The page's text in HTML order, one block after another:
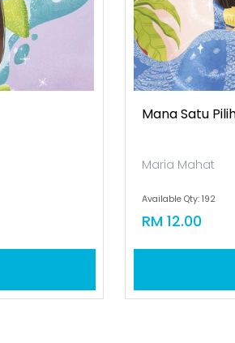
Mana Satu
Maria Mahat
Available Qty: 192
RM 12.00